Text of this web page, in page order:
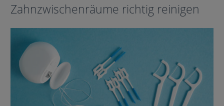
Zahnzwischenräume richtig reinigen